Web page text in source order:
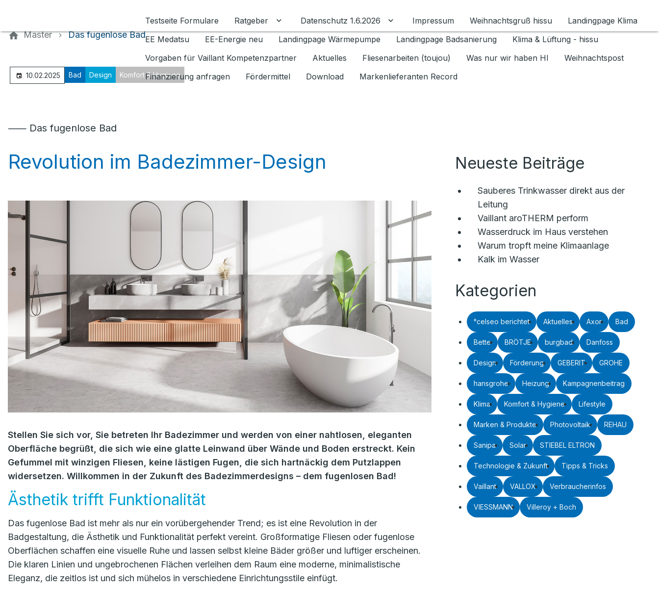
Testseite Formulare
Ratgeber Untermenü für Ratgeber umschalten
Datenschutz 1.6.2026 Untermenü für Datenschutz 1.6.2026 umschalten
Impressum Weihnachtsgruß hissu
Landingpage Klima
EE Medatsu
EE-Energie neu Landingpage Wärmepumpe Landingpage Badsanierung
Klima & Lüftung - hissu
Vorgaben für Vaillant Kompetenzpartner
Aktuelles Fliesenarbeiten (toujou) Was nur wir haben HI
Weihnachtspost
Finanzierung anfragen
Fördermittel Download Markenlieferanten Record
Master Das fugenlose Bad
10.02.2025 Bad Design Komfort & Hygiene
⸺ Das fugenlose Bad
Revolution im Badezimmer-Design
Stellen Sie sich vor, Sie betreten Ihr Badezimmer und werden von einer nahtlosen, eleganten
Oberfläche begrüßt, die sich wie eine glatte Leinwand über Wände und Boden erstreckt. Kein
Gefummel mit winzigen Fliesen, keine lästigen Fugen, die sich hartnäckig dem Putzlappen
widersetzen. Willkommen in der Zukunft des Badezimmerdesigns – dem fugenlosen Bad!
Ästhetik trifft Funktionalität
Das fugenlose Bad ist mehr als nur ein vorübergehender Trend; es ist eine Revolution in der
Badgestaltung, die Ästhetik und Funktionalität perfekt vereint. Großformatige Fliesen oder fugenlose
Oberflächen schaffen eine visuelle Ruhe und lassen selbst kleine Bäder größer und luftiger erscheinen.
Die klaren Linien und ungebrochenen Flächen verleihen dem Raum eine moderne, minimalistische
Eleganz, die zeitlos ist und sich mühelos in verschiedene Einrichtungsstile einfügt.
Neueste Beiträge
Sauberes Trinkwasser direkt aus der
Leitung
Vaillant aroTHERM perform
Wasserdruck im Haus verstehen
Warum tropft meine Klimaanlage
Kalk im Wasser
Kategorien
°celseo berichtet Aktuelles Axor Bad
Bette BRÖTJE burgbad Danfoss
Design Förderung GEBERIT GROHE
hansgrohe Heizung Kampagnenbeitrag
Klima Komfort & Hygiene Lifestyle
Marken & Produkte Photovoltaik REHAU
Sanipa Solar STIEBEL ELTRON
Technologie & Zukunft Tipps & Tricks
Vaillant VALLOX Verbraucherinfos
VIESSMANN Villeroy + Boch